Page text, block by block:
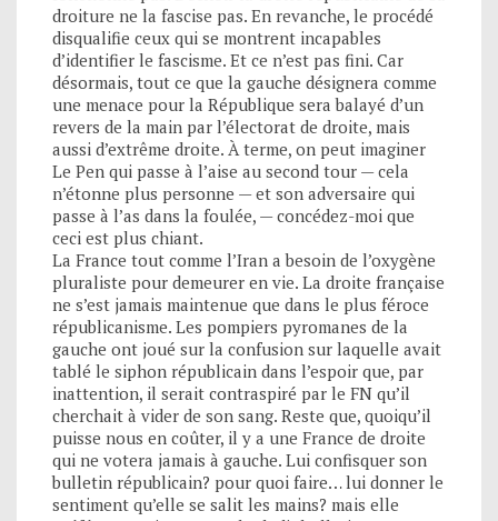
droiture ne la fascise pas. En revanche, le procédé
disqualifie ceux qui se montrent incapables
d’identifier le fascisme. Et ce n’est pas fini. Car
désormais, tout ce que la gauche désignera comme
une menace pour la République sera balayé d’un
revers de la main par l’électorat de droite, mais
aussi d’extrême droite. À terme, on peut imaginer
Le Pen qui passe à l’aise au second tour — cela
n’étonne plus personne — et son adversaire qui
passe à l’as dans la foulée, — concédez-moi que
ceci est plus chiant.
La France tout comme l’Iran a besoin de l’oxygène
pluraliste pour demeurer en vie. La droite française
ne s’est jamais maintenue que dans le plus féroce
républicanisme. Les pompiers pyromanes de la
gauche ont joué sur la confusion sur laquelle avait
tablé le siphon républicain dans l’espoir que, par
inattention, il serait contraspiré par le FN qu’il
cherchait à vider de son sang. Reste que, quoiqu’il
puisse nous en coûter, il y a une France de droite
qui ne votera jamais à gauche. Lui confisquer son
bulletin républicain? pour quoi faire… lui donner le
sentiment qu’elle se salit les mains? mais elle